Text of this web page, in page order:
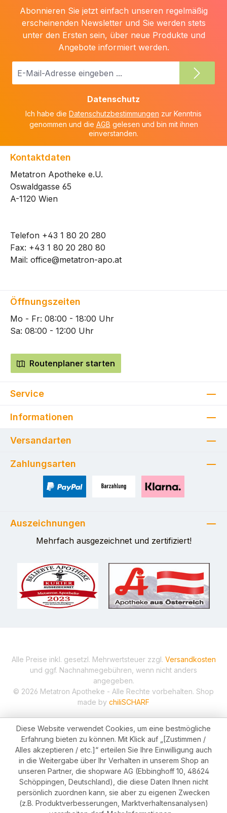
Abonnieren Sie jetzt einfach unseren regelmäßig
erscheinenden Newsletter und Sie werden stets
unter den Ersten sein, über neue Produkte und
Angebote informiert werden.
E-
Datenschutz
Ich habe die Datenschutzbestimmungen zur Kenntnis
genommen und die AGB gelesen und bin mit ihnen
einverstanden.
Kontaktdaten
Metatron Apotheke e.U.
Oswaldgasse 65
A-1120 Wien
Telefon +43 1 80 20 280
Fax: +43 1 80 20 280 80
Mail: office@metatron-apo.at
Öffnungszeiten
Mo - Fr: 08:00 - 18:00 Uhr
Sa: 08:00 - 12:00 Uhr
Routenplaner starten
Service
Informationen
Versandarten
Zahlungsarten
Auszeichnungen
Mehrfach ausgezeichnet und zertifiziert!
Alle Preise inkl. gesetzl. Mehrwertsteuer zzgl. Versandkosten
und ggf. Nachnahmegebühren, wenn nicht anders
angegeben.
© 2026 Metatron Apotheke - Alle Rechte vorbehalten. Shop
made by chiliSCHARF
Diese Website verwendet Cookies, um eine bestmögliche
Erfahrung bieten zu können. Mit Klick auf „[Zustimmen /
Alles akzeptieren / etc.]“ erteilen Sie Ihre Einwilligung auch
in die Weitergabe über Ihr Verhalten in unserem Shop an
unseren Partner, die shopware AG (Ebbinghoff 10, 48624
Schöppingen, Deutschland), die diese Daten Ihnen nicht
persönlich zuordnen kann, sie aber zu eigenen Zwecken
(z.B. Produktverbesserungen, Marktverhaltensanalysen)